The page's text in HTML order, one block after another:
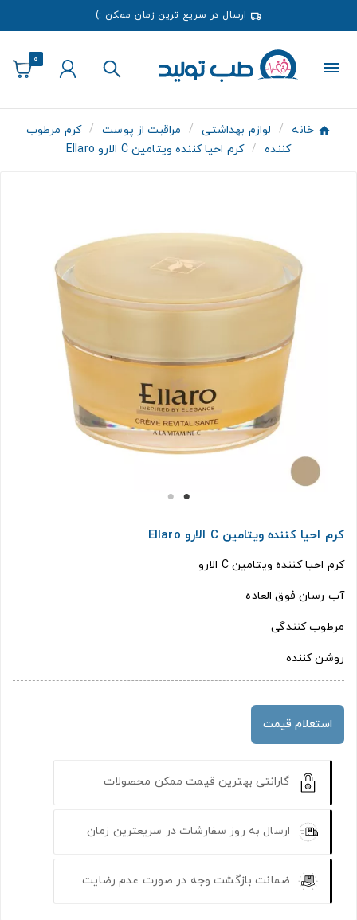
ارسال در سریع ترین زمان ممکن :)
0
خانه لوازم بهداشتی مراقبت از پوست
کرم مرطوب
کننده
کرم احیا کننده ویتامین C الارو Ellaro
کرم احیا کننده ویتامین C الارو Ellaro
کرم احیا کننده ویتامین C الارو
آب رسان فوق العاده
مرطوب کنندگی
روشن کننده
استعلام قیمت
گارانتی بهترین قیمت ممکن محصولات
ارسال به روز سفارشات در سریعترین زمان
ضمانت بازگشت وجه در صورت عدم رضایت